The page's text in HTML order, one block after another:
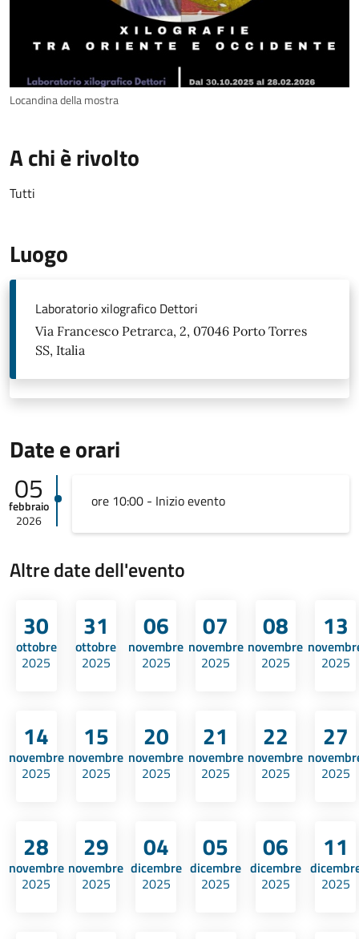
Locandina della mostra
A chi è rivolto
Tutti
Luogo
Laboratorio xilografico Dettori
Via Francesco Petrarca, 2, 07046 Porto Torres
SS, Italia
Date e orari
05
febbraio
2026
ore 10:00 - Inizio evento
Altre date dell'evento
30
ottobre
2025
31
ottobre
2025
06
novembre
2025
07
novembre
2025
08
novembre
2025
13
2025
14
novembre
2025
15
novembre
2025
20
novembre
2025
21
novembre
2025
22
novembre
2025
27
2025
28
novembre
2025
29
novembre
2025
04
dicembre
2025
05
dicembre
2025
06
dicembre
2025
11
2025